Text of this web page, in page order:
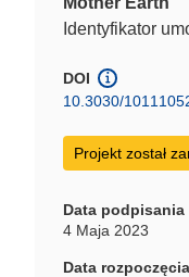
Identyfikator
DOI
10.3030/
Projekt został
Data podpisania
4 Maja 2023
Data rozpoczęcia